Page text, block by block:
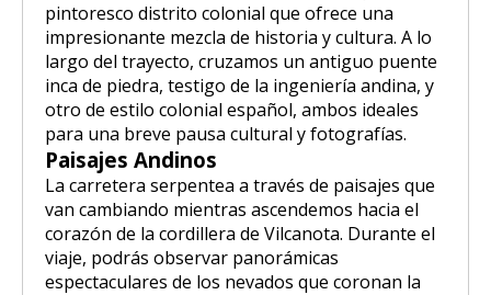
pintoresco distrito colonial que ofrece una
impresionante mezcla de historia y cultura. A lo
largo del trayecto, cruzamos un antiguo puente
inca de piedra, testigo de la ingeniería andina, y
otro de estilo colonial español, ambos ideales
para una breve pausa cultural y fotografías.
Paisajes Andinos
La carretera serpentea a través de paisajes que
van cambiando mientras ascendemos hacia el
corazón de la cordillera de Vilcanota. Durante el
viaje, podrás observar panorámicas
espectaculares de los nevados que coronan la